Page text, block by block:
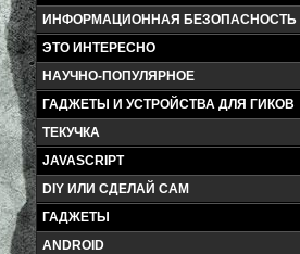
ИНФОРМАЦИОННАЯ БЕЗОПАСНОСТЬ
ЭТО ИНТЕРЕСНО
НАУЧНО-ПОПУЛЯРНОЕ
ГАДЖЕТЫ И УСТРОЙСТВА ДЛЯ ГИКОВ
ТЕКУЧКА
JAVASCRIPT
DIY ИЛИ СДЕЛАЙ САМ
ГАДЖЕТЫ
ANDROID